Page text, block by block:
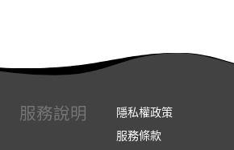
服務說明
隱私權政策
服務條款